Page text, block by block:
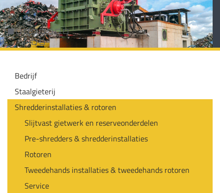
Bedrijf
Staalgieterij
Shredderinstallaties & rotoren
Slijtvast gietwerk en reserveonderdelen
Pre-shredders & shredderinstallaties
Rotoren
Tweedehands installaties & tweedehands rotoren
Service